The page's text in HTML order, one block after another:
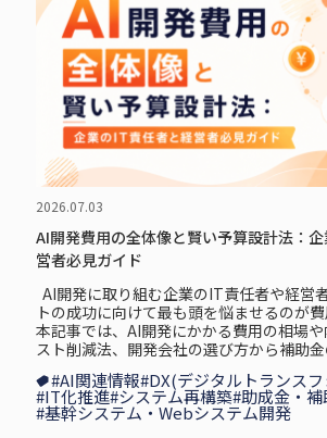
2026.07.03
AI開発費用の全体像と賢い予算設計法：
営者必見ガイド
AI開発に取り組む企業のIT責任者や経営
トの成功に向けて最も頭を悩ませるのが費
本記事では、AI開発にかかる費用の相場
スト削減法、開発会社の選び方から補助
#AI関連情報#DX(デジタルトランス
#IT化推進#システム再構築#助成金・補
#基幹システム・Webシステム開発